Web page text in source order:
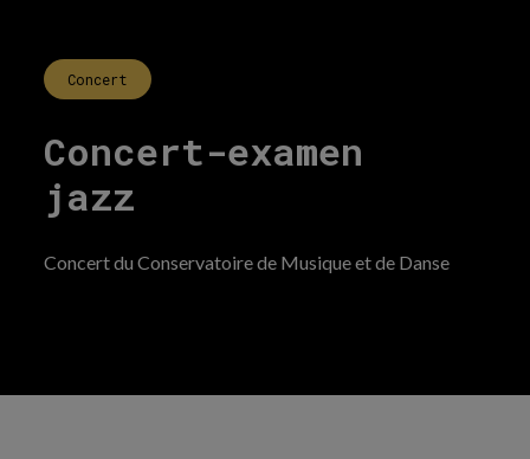
Concert
Concert-examen
jazz
Concert du Conservatoire de Musique et de Danse